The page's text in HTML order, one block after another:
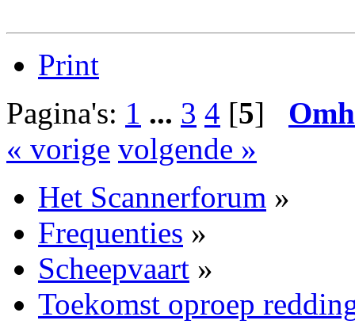
Print
Pagina's: 1 ... 3 4 [5]
« vorige volgende »
Het Scannerforum »
Frequenties »
Scheepvaart »
Toekomst oproep